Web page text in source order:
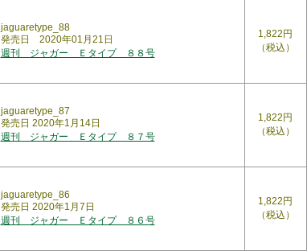
jaguaretype_88
発売日 2020年01月21日
週刊 ジャガー Ｅタイプ ８８号
1,822円
（税込）
jaguaretype_87
発売日 2020年1月14日
週刊 ジャガー Ｅタイプ ８７号
1,822円
（税込）
jaguaretype_86
発売日 2020年1月7日
週刊 ジャガー Ｅタイプ ８６号
1,822円
（税込）